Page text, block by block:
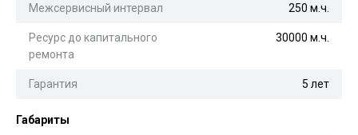
Межсервисный интервал 250 м.ч.
Ресурс до капитального
ремонта
30000 м.ч.
Гарантия 5 лет
Габариты